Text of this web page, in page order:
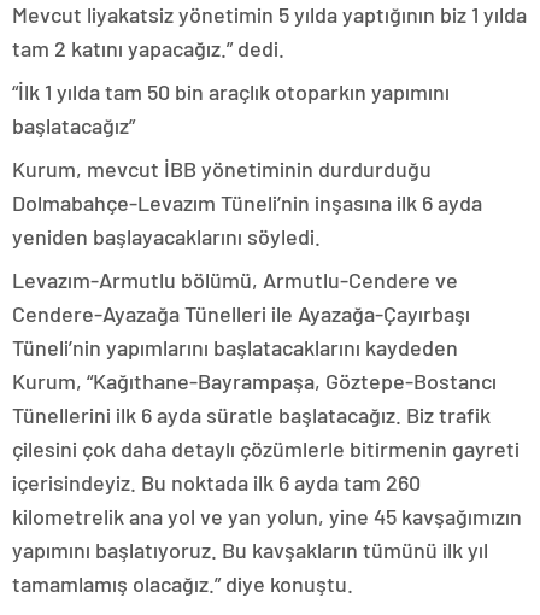
Mevcut liyakatsiz yönetimin 5 yılda yaptığının biz 1 yılda
tam 2 katını yapacağız.” dedi.
“İlk 1 yılda tam 50 bin araçlık otoparkın yapımını
başlatacağız”
Kurum, mevcut İBB yönetiminin durdurduğu
Dolmabahçe-Levazım Tüneli’nin inşasına ilk 6 ayda
yeniden başlayacaklarını söyledi.
Levazım-Armutlu bölümü, Armutlu-Cendere ve
Cendere-Ayazağa Tünelleri ile Ayazağa-Çayırbaşı
Tüneli’nin yapımlarını başlatacaklarını kaydeden
Kurum, “Kağıthane-Bayrampaşa, Göztepe-Bostancı
Tünellerini ilk 6 ayda süratle başlatacağız. Biz trafik
çilesini çok daha detaylı çözümlerle bitirmenin gayreti
içerisindeyiz. Bu noktada ilk 6 ayda tam 260
kilometrelik ana yol ve yan yolun, yine 45 kavşağımızın
yapımını başlatıyoruz. Bu kavşakların tümünü ilk yıl
tamamlamış olacağız.” diye konuştu.